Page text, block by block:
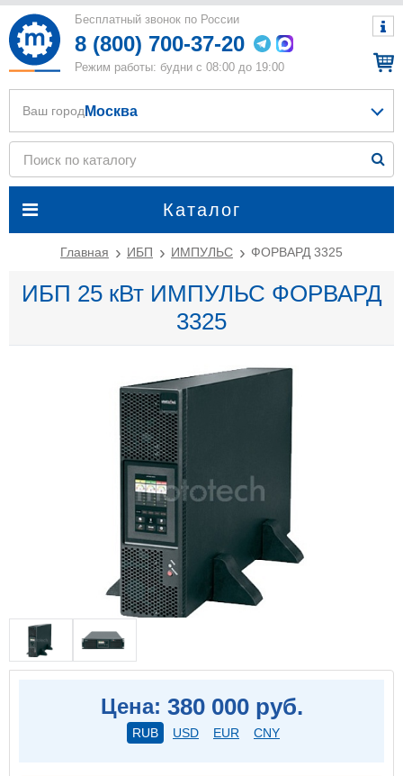
Бесплатный звонок по России
8 (800) 700-37-20
Режим работы: будни с 08:00 до 19:00
Каталог
Ваш город Москва
Главная ИБП ИМПУЛЬС ФОРВАРД 3325
ИБП 25 кВт ИМПУЛЬС ФОРВАРД
3325
Цена: 380 000 руб.
RUB USD EUR CNY